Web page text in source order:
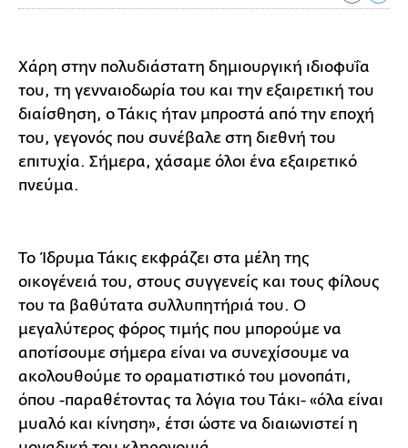
Χάρη στην πολυδιάστατη δημιουργική ιδιοφυΐα
του, τη γενναιοδωρία του και την εξαιρετική του
διαίσθηση, ο Τάκις ήταν μπροστά από την εποχή
του, γεγονός που συνέβαλε στη διεθνή του
επιτυχία. Σήμερα, χάσαμε όλοι ένα εξαιρετικό
πνεύμα.
Το Ίδρυμα Τάκις εκφράζει στα μέλη της
οικογένειά του, στους συγγενείς και τους φίλους
του τα βαθύτατα συλλυπητήριά του. Ο
μεγαλύτερος φόρος τιμής που μπορούμε να
αποτίσουμε σήμερα είναι να συνεχίσουμε να
ακολουθούμε το οραματιστικό του μονοπάτι,
όπου -παραθέτοντας τα λόγια του Τάκι- «όλα είναι
μυαλό και κίνηση», έτσι ώστε να διαιωνιστεί η